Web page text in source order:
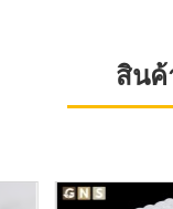
สิน